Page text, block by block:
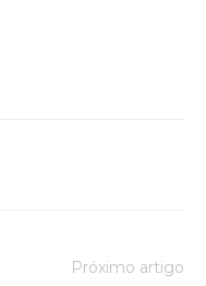
Próximo artigo